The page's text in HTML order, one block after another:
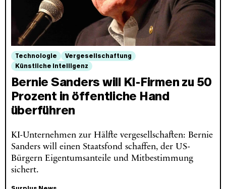
Technologie
Vergesellschaftung
Künstliche Intelligenz
Bernie Sanders will KI-Firmen zu 50
Prozent in öffentliche Hand
überführen
KI-Unternehmen zur Hälfte vergesellschaften: Bernie
Sanders will einen Staatsfond schaffen, der US-
Bürgern Eigentumsanteile und Mitbestimmung
sichert.